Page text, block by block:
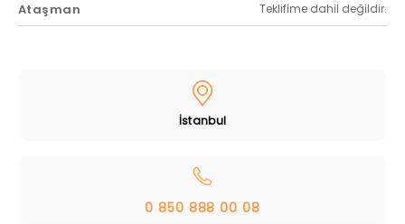
Ataşman Teklifime dahil değildir.
İstanbul
0 850 888 00 08